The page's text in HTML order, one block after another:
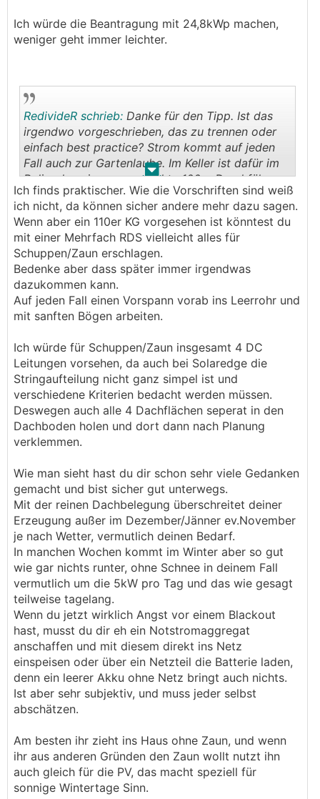
Ich würde die Beantragung mit 24,8kWp machen,
weniger geht immer leichter.
. .
RedivideR schrieb: Danke für den Tipp. Ist das
irgendwo vorgeschrieben, das zu trennen oder
einfach best practice? Strom kommt auf jeden
Fall auch zur Gartenlaube. Im Keller ist dafür im
Polierplan eine wasserdichte 100er Durchführung
vorgesehen. D.h. am besten lege ich da zwei
separate 40er Leerrohre rein?
Ich finds praktischer. Wie die Vorschriften sind weiß
ich nicht, da können sicher andere mehr dazu sagen.
Wenn aber ein 110er KG vorgesehen ist könntest du
mit einer Mehrfach RDS vielleicht alles für
Schuppen/Zaun erschlagen.
Bedenke aber dass später immer irgendwas
dazukommen kann.
Auf jeden Fall einen Vorspann vorab ins Leerrohr und
mit sanften Bögen arbeiten.
Ich würde für Schuppen/Zaun insgesamt 4 DC
Leitungen vorsehen, da auch bei Solaredge die
Stringaufteilung nicht ganz simpel ist und
verschiedene Kriterien bedacht werden müssen.
Deswegen auch alle 4 Dachflächen seperat in den
Dachboden holen und dort dann nach Planung
verklemmen.
Wie man sieht hast du dir schon sehr viele Gedanken
gemacht und bist sicher gut unterwegs.
Mit der reinen Dachbelegung überschreitet deiner
Erzeugung außer im Dezember/Jänner ev.November
je nach Wetter, vermutlich deinen Bedarf.
In manchen Wochen kommt im Winter aber so gut
wie gar nichts runter, ohne Schnee in deinem Fall
vermutlich um die 5kW pro Tag und das wie gesagt
teilweise tagelang.
Wenn du jetzt wirklich Angst vor einem Blackout
hast, musst du dir eh ein Notstromaggregat
anschaffen und mit diesem direkt ins Netz
einspeisen oder über ein Netzteil die Batterie laden,
denn ein leerer Akku ohne Netz bringt auch nichts.
Ist aber sehr subjektiv, und muss jeder selbst
abschätzen.
Am besten ihr zieht ins Haus ohne Zaun, und wenn
ihr aus anderen Gründen den Zaun wollt nutzt ihn
auch gleich für die PV, das macht speziell für
sonnige Wintertage Sinn.